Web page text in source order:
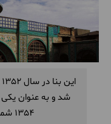
شد و به عنوان یکی
1354 شمسی به ثبت ملی رسید.